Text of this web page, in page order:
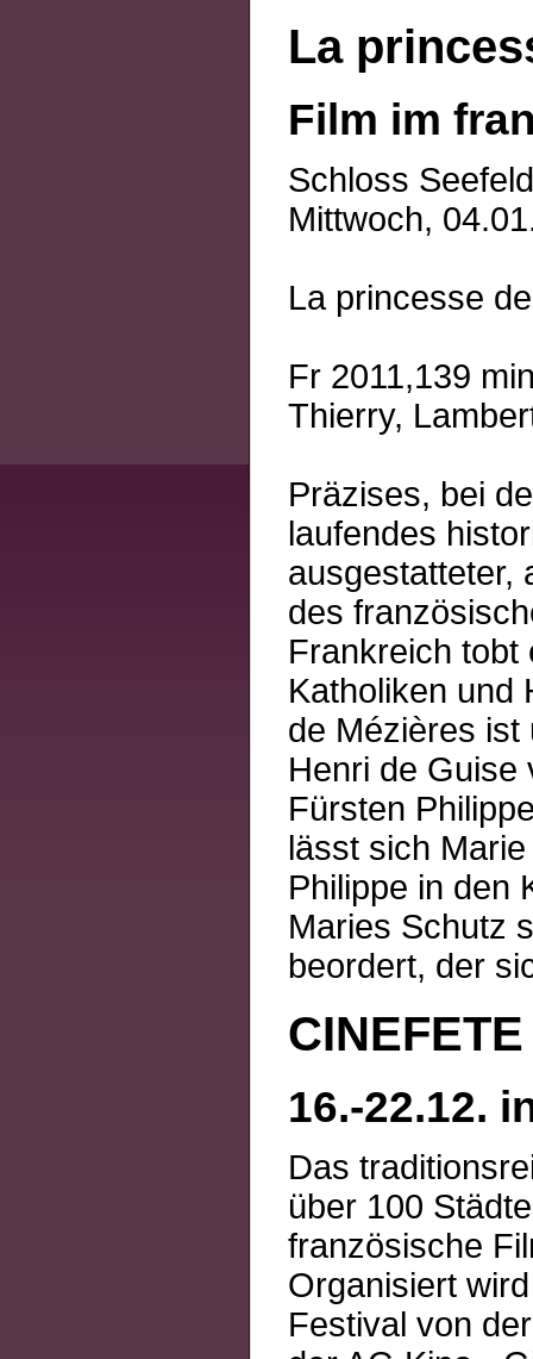
La
Film im
Schloss
Mittwoch,
La princesse
Fr 2011,139
Thierry,
Präzises, bei
laufendes
ausgestatteter,
des
Frankreich tobt
Katholiken und
de Mézières ist
Henri de Guise
Fürsten
lässt sich
Philippe in den
Maries Schutz
beordert, der
CINEFETE
16.-22.12.
Das
über 100
französische
Organisiert
Festival von